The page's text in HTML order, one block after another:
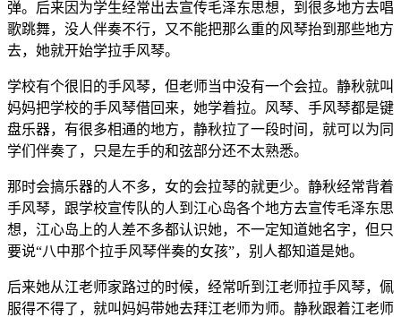
弹。后来因为学生经常出去宣传毛泽东思想，到很多地方去唱
歌跳舞，没人伴奏不行，又不能把那么重的风琴抬到那些地方
去，她就开始学拉手风琴。
学校有个很旧的手风琴，但老师当中没有一个会拉。静秋就叫
妈妈把学校的手风琴借回来，她学着拉。风琴、手风琴都是键
盘乐器，有很多相通的地方，静秋拉了一段时间，就可以为同
学们伴奏了，只是左手的和弦部分还不太熟悉。
那时会搞乐器的人不多，女的会拉琴的就更少。静秋经常背着
手风琴，跟学校宣传队的人到江心岛各个地方去宣传毛泽东思
想，江心岛上的人差不多都认识她，不一定知道她名字，但只
要说“八中那个拉手风琴伴奏的女孩”，别人都知道是她。
后来她从江老师家路过的时候，经常听到江老师拉手风琴，佩
服得不得了，就叫妈妈带她去拜江老师为师。静秋跟着江老师